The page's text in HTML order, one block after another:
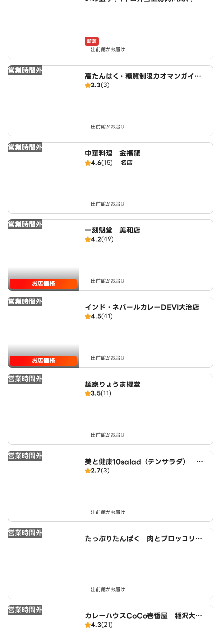
新着
出前館がお届け
営業時間外
高たんぱく・糖質制限カオマンガイ
東京鶏飯食堂 名古屋店
2.3(3)
出前館がお届け
営業時間外
中華料理 金福龍
4.6(15) 名店
出前館がお届け
営業時間外
お店価格
一刻魁堂 美和店
4.2(49)
出前館がお届け
営業時間外
お店価格
インド・ネパールカレーDEVI大治店
4.5(41)
出前館がお届け
営業時間外
麺家りょうま櫻堂
3.5(11)
出前館がお届け
営業時間外
美と健康10salad（テンサラダ） 名
古屋店
2.7(3)
出前館がお届け
営業時間外
たっぷりたんぱく 肉とブロッコリー
出前館がお届け
営業時間外
カレーハウスCoCo壱番屋 稲沢大矢
店（SD）
4.3(21)